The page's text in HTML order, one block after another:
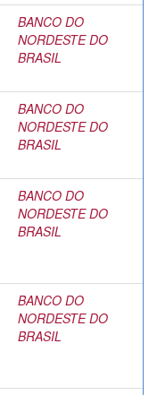
BANCO DO
NORDESTE DO
BRASIL
BANCO DO
NORDESTE DO
BRASIL
BANCO DO
NORDESTE DO
BRASIL
BANCO DO
NORDESTE DO
BRASIL